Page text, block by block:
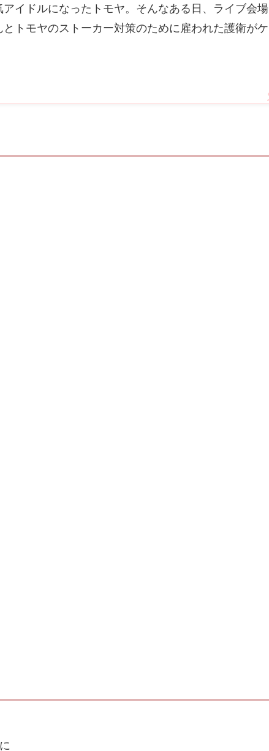
イドルになったトモヤ。そんなある日、ライブ会場
トモヤのストーカー対策のために雇われた護衛がケ